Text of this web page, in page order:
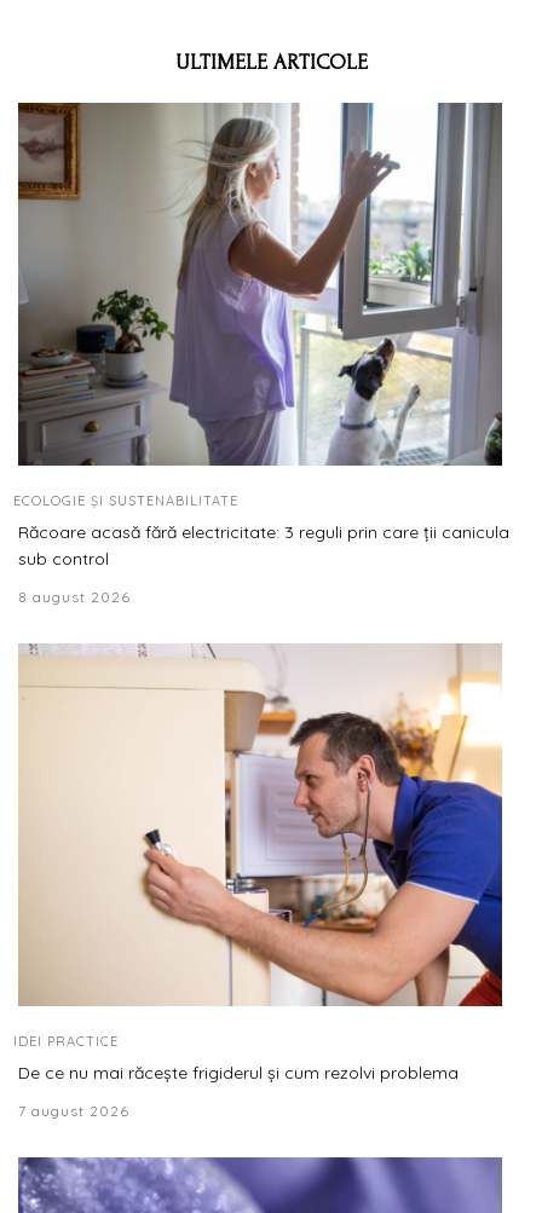
ULTIMELE ARTICOLE
ECOLOGIE ȘI SUSTENABILITATE
Răcoare acasă fără electricitate: 3 reguli prin care ții canicula
sub control
8 august 2026
IDEI PRACTICE
De ce nu mai răcește frigiderul și cum rezolvi problema
7 august 2026